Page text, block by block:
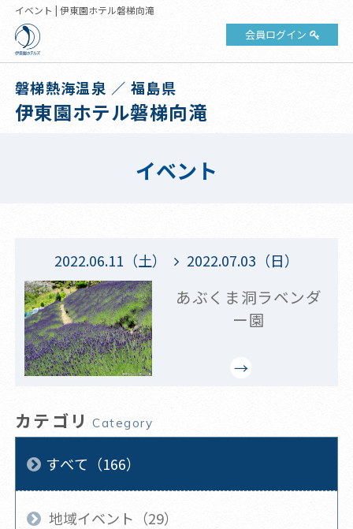
イベント | 伊東園ホテル磐梯向滝
会員ログイン
磐梯熱海温泉 ／ 福島県
伊東園ホテル磐梯向滝
イベント
2022.06.11（土） 2022.07.03（日）
あぶくま洞ラベンダ
ー園
カテゴリ Category
すべて（166）
地域イベント（29）